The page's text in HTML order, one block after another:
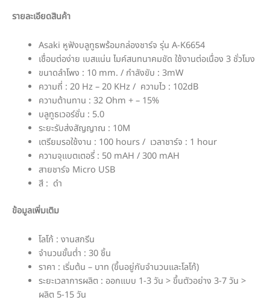
รายละเอียดสินค้า
Asaki หูฟังบลูทูธพร้อมกล่องชาร์จ รุ่น A-K6654
เชื่อมต่อง่าย เบสแน่น ไมค์สนทนาคมชัด ใช้งานต่อเนื่อง 3 ชั่วโมง
ขนาดลำโพง : 10 mm. / กำลังขับ : 3mW
ความถี่ : 20 Hz – 20 KHz / ความไว : 102dB
ความต้านทาน : 32 Ohm + – 15%
บลูทูธเวอร์ชั่น : 5.0
ระยะรับส่งสัญญาณ : 10M
เตรียมรอใช้งาน : 100 hours / เวลาชาร์จ : 1 hour
ความจุแบตเตอรี่ : 50 mAH / 300 mAH
สายชาร์จ Micro USB
สี : ดำ
ข้อมูลเพิ่มเติม
โลโก้ : งานสกรีน
จำนวนขั้นต่ำ : 30 ชิ้น
ราคา : เริ่มต้น – บาท (ขึ้นอยู่กับจำนวนและโลโก้)
ระยะเวลาการผลิต : ออกแบบ 1-3 วัน > ขึ้นตัวอย่าง 3-7 วัน >
ผลิต 5-15 วัน